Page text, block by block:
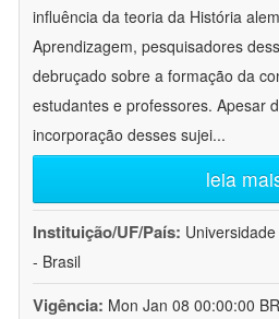
influência da teoria da História
Aprendizagem, pesquisadores
debruçado sobre a formação da
estudantes e professores. Apesar
incorporação desses sujei...
leia
Instituição/UF/País:
- Brasil
Vigência: Mon Jan 08 00:00:00